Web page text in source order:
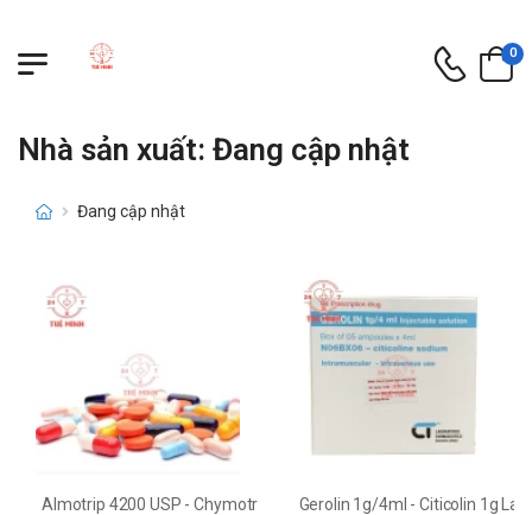
0
Nhà sản xuất: Đang cập nhật
Đang cập nhật
Almotrip 4200 USP - Chymotrypsin Dược Phúc Vinh
Gerolin 1g/4ml - Citicolin 1g